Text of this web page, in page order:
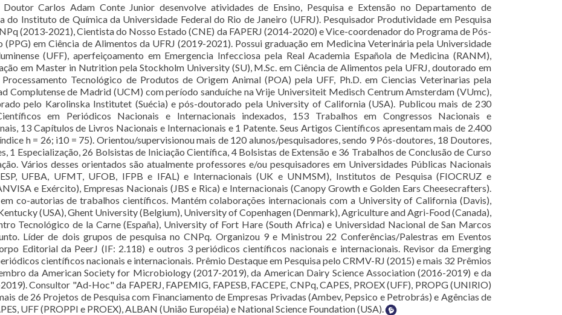
Doutor Carlos Adam Conte Junior desenvolve atividades de Ensino, Pesquisa e Extensão no Departamento de
do Instituto de Química da Universidade Federal do Rio de Janeiro (UFRJ). Pesquisador Produtividade em Pesquisa
(2013-2021), Cientista do Nosso Estado (CNE) da FAPERJ (2014-2020) e Vice-coordenador do Programa de Pós-
(PPG) em Ciência de Alimentos da UFRJ (2019-2021). Possui graduação em Medicina Veterinária pela Universidade
(UFF), aperfeiçoamento em Emergencia Infecciosa pela Real Academia Española de Medicina (RANM),
em Master in Nutrition pela Stockholm University (SU), M.Sc. em Ciência de Alimentos pela UFRJ, doutorado em
Tecnológico de Produtos de Origem Animal (POA) pela UFF, Ph.D. em Ciencias Veterinarias pela
Complutense de Madrid (UCM) com período sanduíche na Vrije Universiteit Medisch Centrum Amsterdam (VUmc),
pelo Karolinska Institutet (Suécia) e pós-doutorado pela University of California (USA). Publicou mais de 230
em Periódicos Nacionais e Internacionais indexados, 153 Trabalhos em Congressos Nacionais e
13 Capítulos de Livros Nacionais e Internacionais e 1 Patente. Seus Artigos Científicos apresentam mais de 2.400
h = 26; i10 = 75). Orientou/supervisionou mais de 120 alunos/pesquisadores, sendo 9 Pós-doutores, 18 Doutores,
1 Especialização, 26 Bolsistas de Iniciação Científica, 4 Bolsistas de Extensão e 36 Trabalhos de Conclusão de Curso
Vários desses orientados são atualmente professores e/ou pesquisadores em Universidades Públicas Nacionais
UFBA, UFMT, UFOB, IFPB e IFAL) e Internacionais (UK e UNMSM), Institutos de Pesquisa (FIOCRUZ e
e Exército), Empresas Nacionais (JBS e Rica) e Internacionais (Canopy Growth e Golden Ears Cheesecrafters).
co-autorias de trabalhos científicos. Mantém colaborações internacionais com a University of California (Davis),
(USA), Ghent University (Belgium), University of Copenhagen (Denmark), Agriculture and Agri-Food (Canada),
Tecnológico de la Carne (España), University of Fort Hare (South Africa) e Universidad Nacional de San Marcos
Líder de dois grupos de pesquisa no CNPq. Organizou 9 e Ministrou 22 Conferências/Palestras em Eventos
Editorial da PeerJ (IF: 2.118) e outros 3 periódicos científicos nacionais e internacionais. Revisor da Emerging
científicos nacionais e internacionais. Prêmio Destaque em Pesquisa pelo CRMV-RJ (2015) e mais 32 Prêmios
da American Society for Microbiology (2017-2019), da American Dairy Science Association (2016-2019) e da
Consultor "Ad-Hoc" da FAPERJ, FAPEMIG, FAPESB, FACEPE, CNPq, CAPES, PROEX (UFF), PROPG (UNIRIO)
de 26 Projetos de Pesquisa com Financiamento de Empresas Privadas (Ambev, Pepsico e Petrobrás) e Agências de
UFF (PROPPI e PROEX), ALBAN (União Européia) e National Science Foundation (USA).